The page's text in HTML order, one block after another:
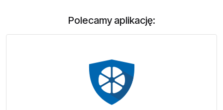
Polecamy aplikację: